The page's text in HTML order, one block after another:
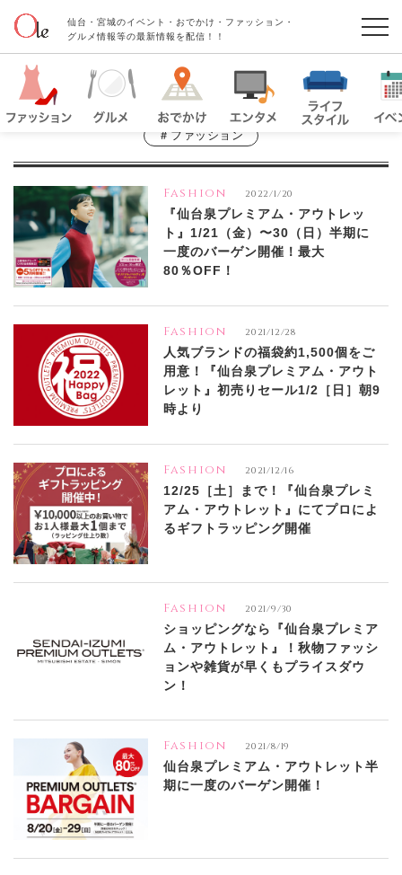
仙台・宮城のイベント・おでかけ・ファッション・
グルメ情報等の最新情報を配信！！
＃ファッション
Fashion 2022/1/20
『仙台泉プレミアム・アウトレッ
ト』1/21（金）〜30（日）半期に
一度のバーゲン開催！最大
80％OFF！
Fashion 2021/12/28
人気ブランドの福袋約1,500個をご
用意！『仙台泉プレミアム・アウト
レット』初売りセール1/2［日］朝9
時より
Fashion 2021/12/16
12/25［土］まで！『仙台泉プレミ
アム・アウトレット』にてプロによ
るギフトラッピング開催
Fashion 2021/9/30
ショッピングなら『仙台泉プレミア
ム・アウトレット』！秋物ファッシ
ョンや雑貨が早くもプライスダウ
ン！
Fashion 2021/8/19
仙台泉プレミアム・アウトレット半
期に一度のバーゲン開催！